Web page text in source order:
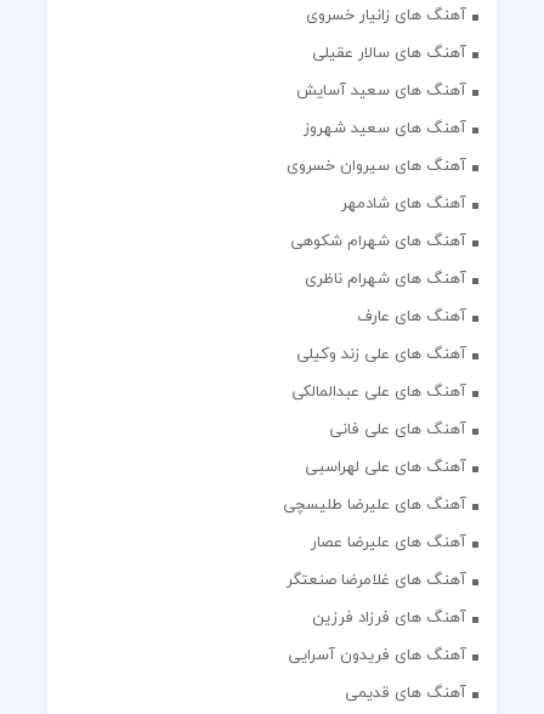
آهنگ های زانیار خسروی
آهنگ های سالار عقیلی
آهنگ های سعید آسایش
آهنگ های سعید شهروز
آهنگ های سیروان خسروی
آهنگ های شادمهر
آهنگ های شهرام شکوهی
آهنگ های شهرام ناظری
آهنگ های عارف
آهنگ های علی زند وکیلی
آهنگ های علی عبدالمالکی
آهنگ های علی فانی
آهنگ های علی لهراسبی
آهنگ های علیرضا طلیسچی
آهنگ های علیرضا عصار
آهنگ های غلامرضا صنعتگر
آهنگ های فرزاد فرزین
آهنگ های فریدون آسرایی
آهنگ های قدیمی